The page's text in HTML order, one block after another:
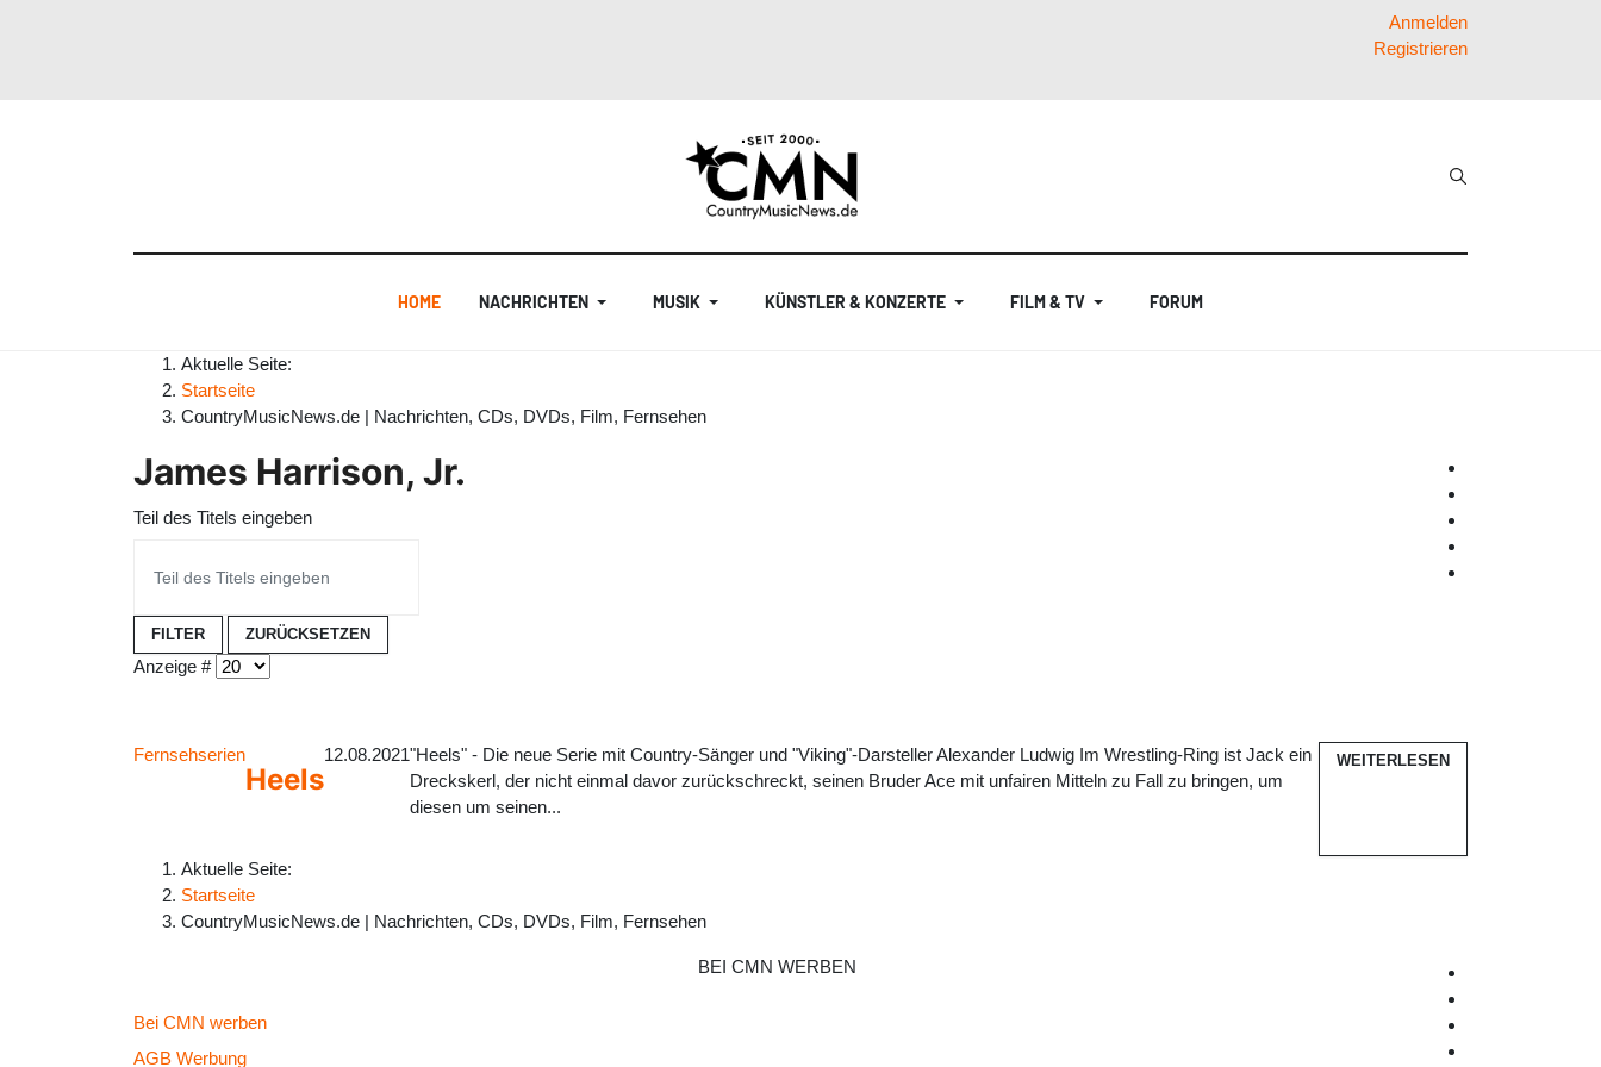
Anmelden
Registrieren
HOME NACHRICHTEN MUSIK KÜNSTLER & KONZERTE FILM & TV FORUM
Aktuelle Seite:
Startseite
CountryMusicNews.de | Nachrichten, CDs, DVDs, Film, Fernsehen
James Harrison, Jr.
Teil des Titels eingeben
FILTER ZURÜCKSETZEN
Anzeige #
Fernsehserien
Heels
12.08.2021"Heels" - Die neue Serie mit Country-Sänger und "Viking"-Darsteller Alexander Ludwig Im Wrestling-Ring ist Jack ein
Dreckskerl, der nicht einmal davor zurückschreckt, seinen Bruder Ace mit unfairen Mitteln zu Fall zu bringen, um
diesen um seinen...
WEITERLESEN
Aktuelle Seite:
Startseite
CountryMusicNews.de | Nachrichten, CDs, DVDs, Film, Fernsehen
BEI CMN WERBEN
Bei CMN werben
AGB Werbung